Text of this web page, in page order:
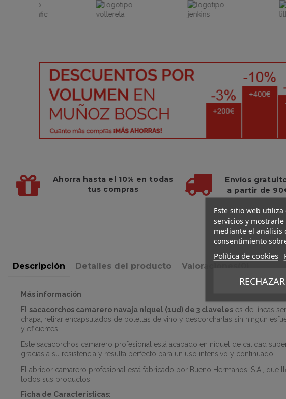
Este sitio web
servicios y
mediante el análisis
consentimiento
Política de cookies
Ahorra hasta el 10% en todas
tus compras
Envíos
a partir de
Descripción Detalles del producto Valoraciones
Más información:
El sacacorchos camarero navaja níquel (1ud) de 3 claveles es de líneas
chapa, retirar encapsulados de botellas de vino y descorcharlas sin ningún
y eficientes!
Este sacacorchos camarero profesional está acabado en níquel de calidad
gracias a su resistencia y resulta perfecto para un uso intensivo y continuado.
El abridor camarero profesional está fabricado por Bueno Hermanos, S.A.,
todos sus productos.
Ficha de Características: